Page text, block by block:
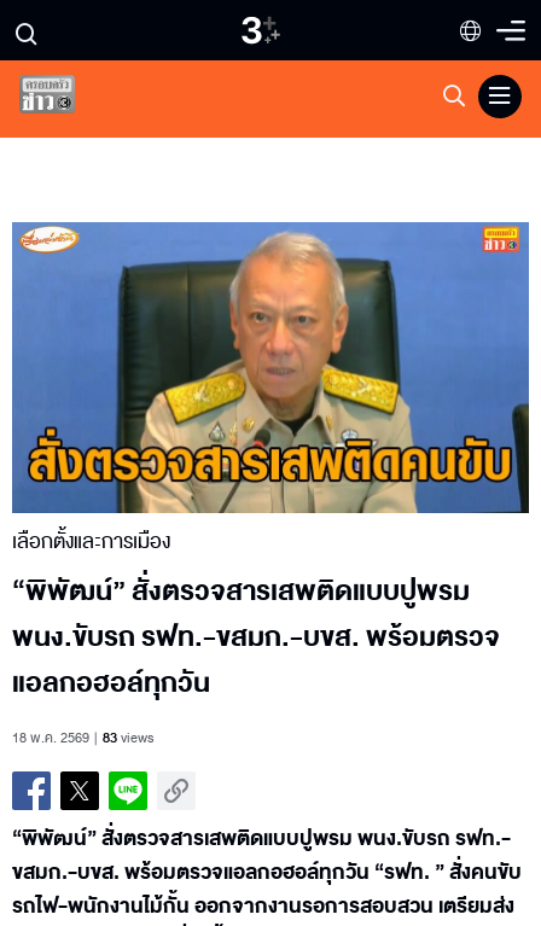
เลือกตั้งและการเมือง
“พิพัฒน์” สั่งตรวจสารเสพติดแบบปูพรม
พนง.ขับรถ รฟท.-ขสมก.-บขส. พร้อมตรวจ
แอลกอฮอล์ทุกวัน
18 พ.ค. 2569 83views
“พิพัฒน์” สั่งตรวจสารเสพติดแบบปูพรม พนง.ขับรถ รฟท.-
ขสมก.-บขส. พร้อมตรวจแอลกอฮอล์ทุกวัน “รฟท. ” สั่งคนขับ
รถไฟ-พนักงานไม้กั้น ออกจากงานรอการสอบสวน เตรียมส่ง